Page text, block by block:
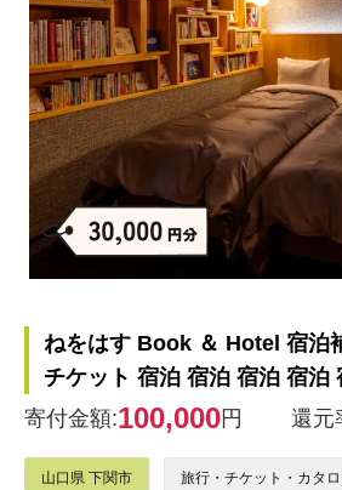
ねをはす Book ＆ Hotel 宿泊
チケット 宿泊 宿泊 宿泊 宿泊
寄付金額:100,000円 還元
山口県 下関市 旅行・チケット・カタ